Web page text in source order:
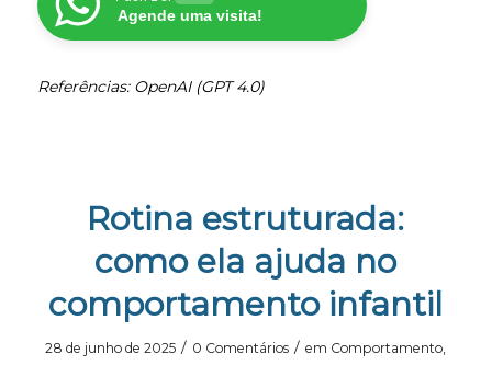
Agende uma visita!
Referências: OpenAI (GPT 4.0)
Rotina estruturada:
como ela ajuda no
comportamento infantil
28 de junho de 2025 / 0 Comentários / em Comportamento